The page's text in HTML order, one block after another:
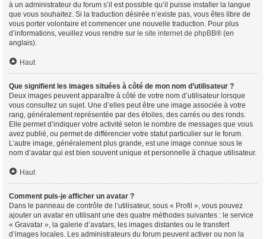
à un administrateur du forum s’il est possible qu’il puisse installer la langue
que vous souhaitez. Si la traduction désirée n’existe pas, vous êtes libre de
vous porter volontaire et commencer une nouvelle traduction. Pour plus
d’informations, veuillez vous rendre sur le site internet de phpBB® (en
anglais).
Haut
Que signifient les images situées à côté de mon nom d’utilisateur ?
Deux images peuvent apparaître à côté de votre nom d’utilisateur lorsque
vous consultez un sujet. Une d’elles peut être une image associée à votre
rang, généralement représentée par des étoiles, des carrés ou des ronds.
Elle permet d’indiquer votre activité selon le nombre de messages que vous
avez publié, ou permet de différencier votre statut particulier sur le forum.
L’autre image, généralement plus grande, est une image connue sous le
nom d’avatar qui est bien souvent unique et personnelle à chaque utilisateur.
Haut
Comment puis-je afficher un avatar ?
Dans le panneau de contrôle de l’utilisateur, sous « Profil », vous pouvez
ajouter un avatar en utilisant une des quatre méthodes suivantes : le service
« Gravatar », la galerie d’avatars, les images distantes ou le transfert
d’images locales. Les administrateurs du forum peuvent activer ou non la